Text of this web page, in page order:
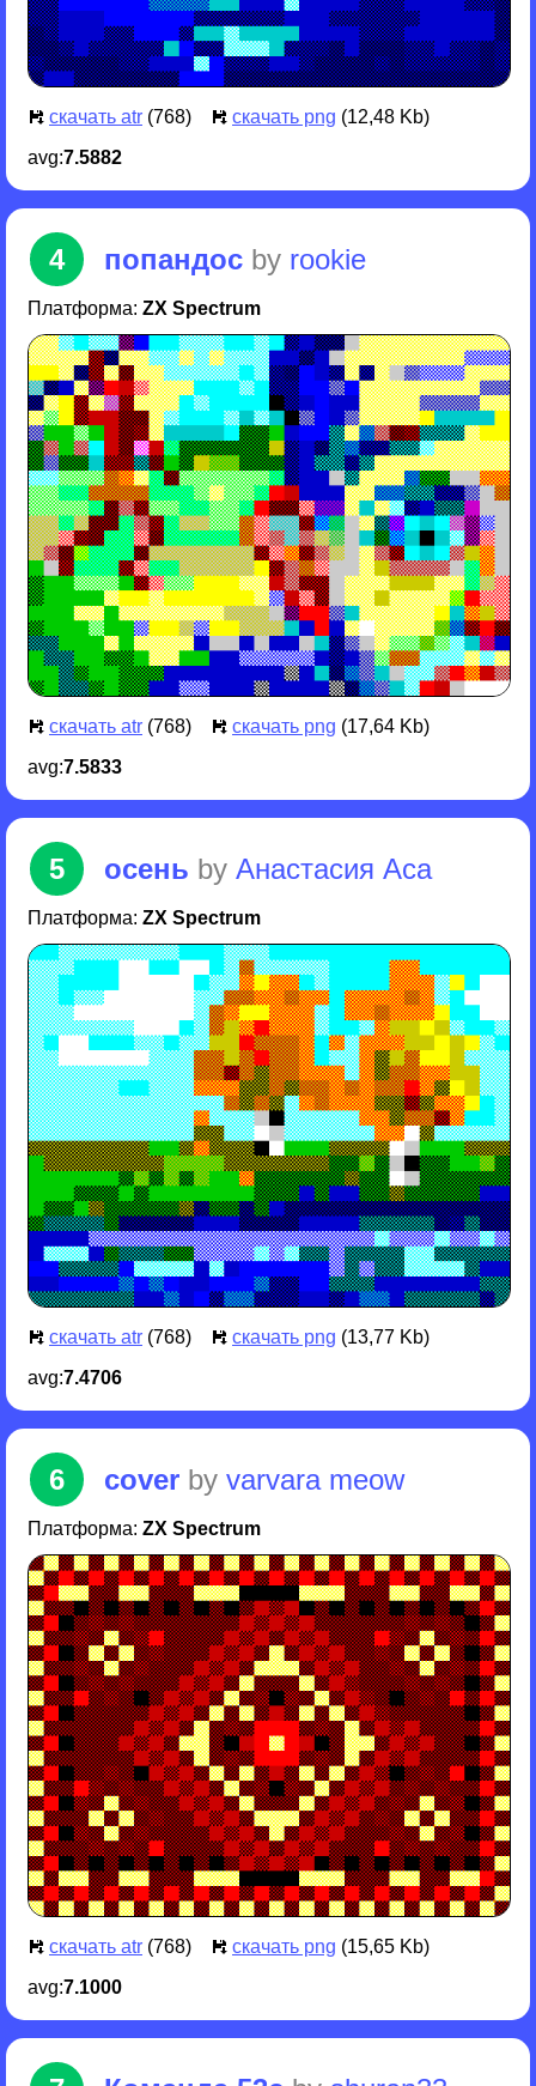
скачать atr (768) скачать png (12,48 Kb)
avg:7.5882
4 попандос by rookie
Платформа: ZX Spectrum
скачать atr (768) скачать png (17,64 Kb)
avg:7.5833
5 осень by Анастасия Аса
Платформа: ZX Spectrum
скачать atr (768) скачать png (13,77 Kb)
avg:7.4706
6 cover by varvara meow
Платформа: ZX Spectrum
скачать atr (768) скачать png (15,65 Kb)
avg:7.1000